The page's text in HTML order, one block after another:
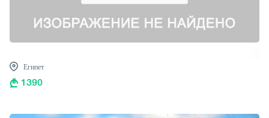
Египет
1390